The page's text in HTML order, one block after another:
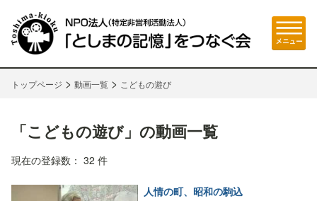
トップページ > 動画一覧 > こどもの遊び
「こどもの遊び」の動画一覧
現在の登録数： 32 件
人情の町、昭和の駒込